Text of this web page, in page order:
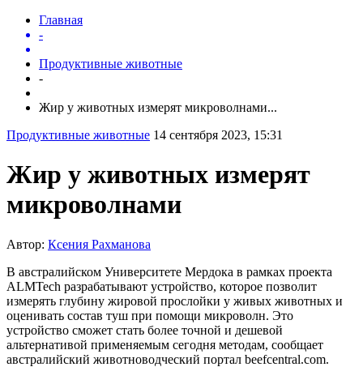
Главная
-
Продуктивные животные
-
Жир у животных измерят микроволнами...
Продуктивные животные 14 сентября 2023, 15:31
Жир у животных измерят
микроволнами
Автор: Ксения Рахманова
В австралийском Университете Мердока в рамках проекта
ALMTech разрабатывают устройство, которое позволит
измерять глубину жировой прослойки у живых животных и
оценивать состав туш при помощи микроволн. Это
устройство сможет стать более точной и дешевой
альтернативой применяемым сегодня методам, сообщает
австралийский животноводческий портал beefcentral.com.